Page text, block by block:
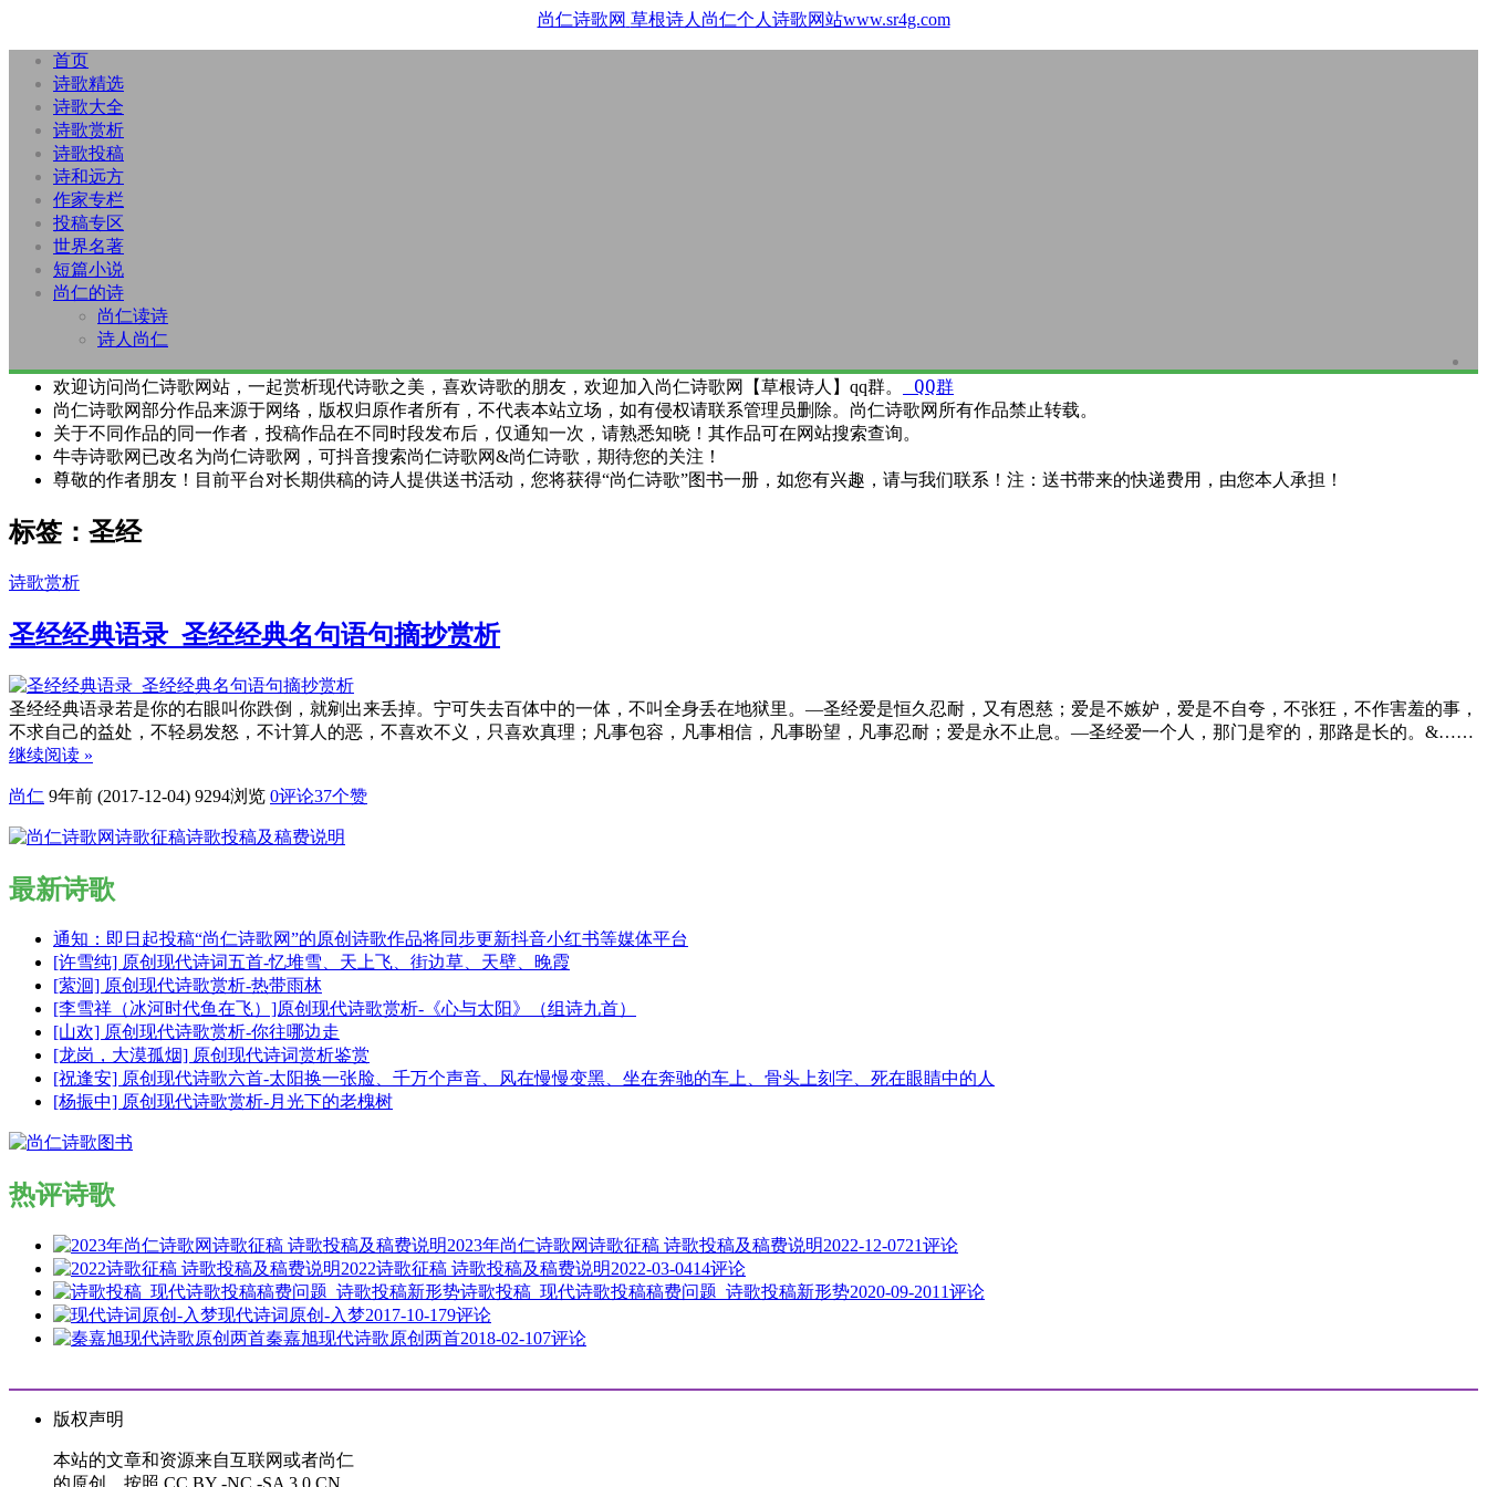
尚仁诗歌网 草根诗人尚仁个人诗歌网站www.sr4g.com
首页
诗歌精选
诗歌大全
诗歌赏析
诗歌投稿
诗和远方
作家专栏
投稿专区
世界名著
短篇小说
尚仁的诗
尚仁读诗
诗人尚仁
欢迎访问尚仁诗歌网站，一起赏析现代诗歌之美，喜欢诗歌的朋友，欢迎加入尚仁诗歌网【草根诗人】qq群。 QQ群
尚仁诗歌网部分作品来源于网络，版权归原作者所有，不代表本站立场，如有侵权请联系管理员删除。尚仁诗歌网所有作品禁止转载。
关于不同作品的同一作者，投稿作品在不同时段发布后，仅通知一次，请熟悉知晓！其作品可在网站搜索查询。
牛寺诗歌网已改名为尚仁诗歌网，可抖音搜索尚仁诗歌网&尚仁诗歌，期待您的关注！
尊敬的作者朋友！目前平台对长期供稿的诗人提供送书活动，您将获得“尚仁诗歌”图书一册，如您有兴趣，请与我们联系！注：送书带来的快递费用，由您本人承担！
标签：圣经
诗歌赏析
圣经经典语录_圣经经典名句语句摘抄赏析
圣经经典语录若是你的右眼叫你跌倒，就剜出来丢掉。宁可失去百体中的一体，不叫全身丢在地狱里。—圣经爱是恒久忍耐，又有恩慈；爱是不嫉妒，爱是不自夸，不张狂，不作害羞的事，
不求自己的益处，不轻易发怒，不计算人的恶，不喜欢不义，只喜欢真理；凡事包容，凡事相信，凡事盼望，凡事忍耐；爱是永不止息。—圣经爱一个人，那门是窄的，那路是长的。&……
继续阅读 »
尚仁 9年前 (2017-12-04) 9294浏览 0评论37个赞
最新诗歌
通知：即日起投稿“尚仁诗歌网”的原创诗歌作品将同步更新抖音小红书等媒体平台
[许雪纯] 原创现代诗词五首-忆堆雪、天上飞、街边草、天壁、晚霞
[萦洄] 原创现代诗歌赏析-热带雨林
[李雪祥（冰河时代鱼在飞）]原创现代诗歌赏析-《心与太阳》（组诗九首）
[山欢] 原创现代诗歌赏析-你往哪边走
[龙岗，大漠孤烟] 原创现代诗词赏析鉴赏
[祝逢安] 原创现代诗歌六首-太阳换一张脸、千万个声音、风在慢慢变黑、坐在奔驰的车上、骨头上刻字、死在眼睛中的人
[杨振中] 原创现代诗歌赏析-月光下的老槐树
热评诗歌
2023年尚仁诗歌网诗歌征稿 诗歌投稿及稿费说明2022-12-0721评论
2022诗歌征稿 诗歌投稿及稿费说明2022-03-0414评论
诗歌投稿_现代诗歌投稿稿费问题_诗歌投稿新形势2020-09-2011评论
现代诗词原创-入梦2017-10-179评论
秦嘉旭现代诗歌原创两首2018-02-107评论
版权声明
本站的文章和资源来自互联网或者尚仁